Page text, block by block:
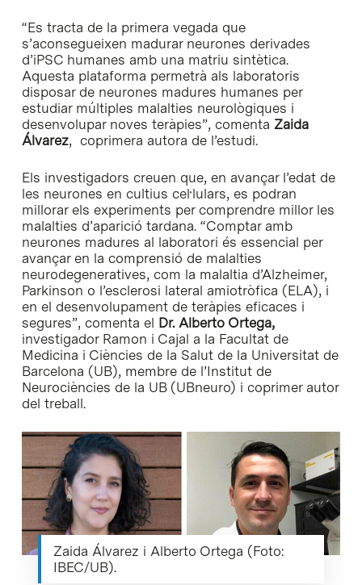
“Es tracta de la primera vegada que
s’aconsegueixen madurar neurones derivades
d’iPSC humanes amb una matriu sintètica.
Aquesta plataforma permetrà als laboratoris
disposar de neurones madures humanes per
estudiar múltiples malalties neurològiques i
desenvolupar noves teràpies”, comenta Zaida
Álvarez, coprimera autora de l’estudi.
Els investigadors creuen que, en avançar l’edat de
les neurones en cultius cel·lulars, es podran
millorar els experiments per comprendre millor les
malalties d’aparició tardana. “Comptar amb
neurones madures al laboratori és essencial per
avançar en la comprensió de malalties
neurodegeneratives, com la malaltia d’Alzheimer,
Parkinson o l’esclerosi lateral amiotròfica (ELA), i
en el desenvolupament de teràpies eficaces i
segures”, comenta el Dr. Alberto Ortega,
investigador Ramon i Cajal a la Facultat de
Medicina i Ciències de la Salut de la Universitat de
Barcelona (UB), membre de l’Institut de
Neurociències de la UB (UBneuro) i coprimer autor
del treball.
Zaida Álvarez i Alberto Ortega (Foto:
IBEC/UB).